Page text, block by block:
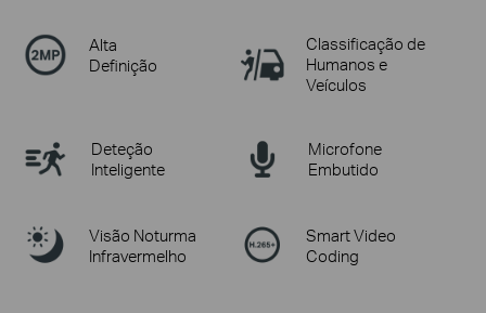
Alta
Definição
Classificação de
Humanos e
Veículos
Deteção
Inteligente
Microfone
Embutido
Visão Noturma
Infravermelho
Smart Video
Coding